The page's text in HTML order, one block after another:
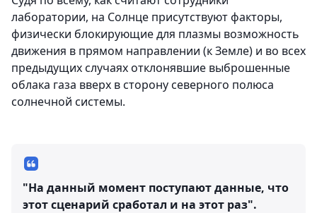
лаборатории, на Солнце присутствуют факторы,
физически блокирующие для плазмы возможность
движения в прямом направлении (к Земле) и во всех
предыдущих случаях отклонявшие выброшенные
облака газа вверх в сторону северного полюса
солнечной системы.
"На данный момент поступают данные, что
этот сценарий сработал и на этот раз".